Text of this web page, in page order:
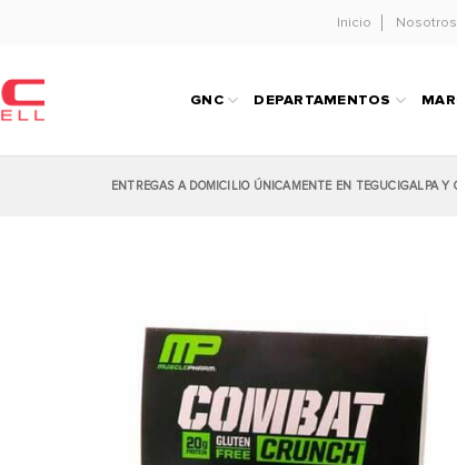
Inicio Nosotros
GNC DEPARTAMENTOS
ENTREGAS A DOMICILIO ÚNICAMENTE EN TEGUCIGALPA